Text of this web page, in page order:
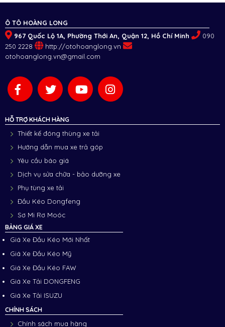
Ô TÔ HOÀNG LONG
967 Quốc Lộ 1A, Phường Thới An, Quận 12, Hồ Chí Minh
090
250 2228
http://otohoanglong.vn
otohoanglong.vn@gmail.com
HỖ TRỢ KHÁCH HÀNG
Thiết kế đóng thùng xe tải
Hướng dẫn mua xe trả góp
Yêu cầu báo giá
Dịch vụ sửa chữa - bảo dưỡng xe
Phụ tùng xe tải
Đầu Kéo Dongfeng
Sơ Mi Rơ Moóc
BẢNG GIÁ XE
Giá Xe Đầu Kéo Mới Nhất
Giá Xe Đầu Kéo Mỹ
Giá Xe Đầu Kéo FAW
Giá Xe Tải DONGFENG
Giá Xe Tải ISUZU
CHÍNH SÁCH
Chính sách mua hàng